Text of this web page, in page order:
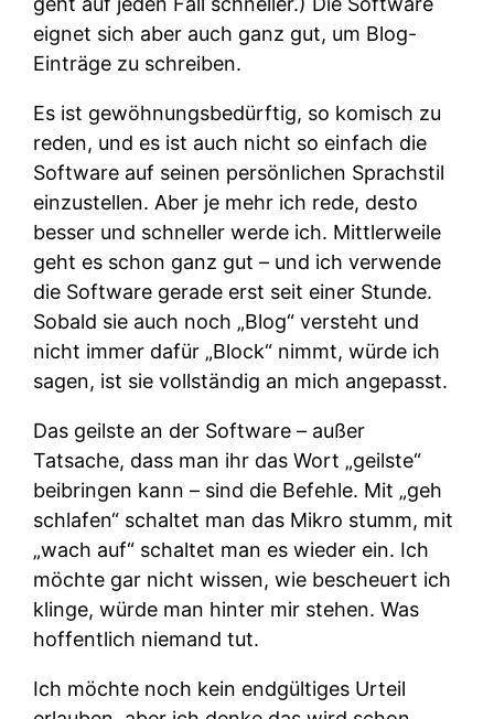
eignet sich aber auch ganz gut, um Blog-
Einträge zu schreiben.
Es ist gewöhnungsbedürftig, so komisch zu
reden, und es ist auch nicht so einfach die
Software auf seinen persönlichen Sprachstil
einzustellen. Aber je mehr ich rede, desto
besser und schneller werde ich. Mittlerweile
geht es schon ganz gut – und ich verwende
die Software gerade erst seit einer Stunde.
Sobald sie auch noch „Blog“ versteht und
nicht immer dafür „Block“ nimmt, würde ich
sagen, ist sie vollständig an mich angepasst.
Das geilste an der Software – außer
Tatsache, dass man ihr das Wort „geilste“
beibringen kann – sind die Befehle. Mit „geh
schlafen“ schaltet man das Mikro stumm, mit
„wach auf“ schaltet man es wieder ein. Ich
möchte gar nicht wissen, wie bescheuert ich
klinge, würde man hinter mir stehen. Was
hoffentlich niemand tut.
Ich möchte noch kein endgültiges Urteil